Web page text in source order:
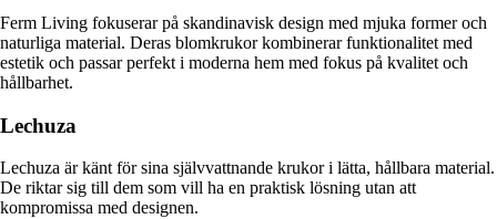
Ferm Living fokuserar på skandinavisk design med mjuka former och
naturliga material. Deras blomkrukor kombinerar funktionalitet med
estetik och passar perfekt i moderna hem med fokus på kvalitet och
hållbarhet.
Lechuza
Lechuza är känt för sina självvattnande krukor i lätta, hållbara material.
De riktar sig till dem som vill ha en praktisk lösning utan att
kompromissa med designen.